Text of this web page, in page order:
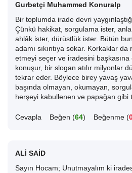
Gurbetçi Muhammed Konuralp
Bir toplumda irade devri
Çünkü hakikat, sorgulama ister,
ahlâk ister, dürüstlük ister. Bütün
adamı sıkıntıya sokar. Korkaklar
etmeyi seçer ve iradesini
konuşur, bir slogan atılır milyonlar
tekrar eder. Böylece birey yavaş
başında olmayan, okumayan,
herşeyi kabullenen ve papağan gibi
Cevapla Beğen (64) Beğenme (
ALİ SAİD
Sayın Hocam; Unutmayalım ki